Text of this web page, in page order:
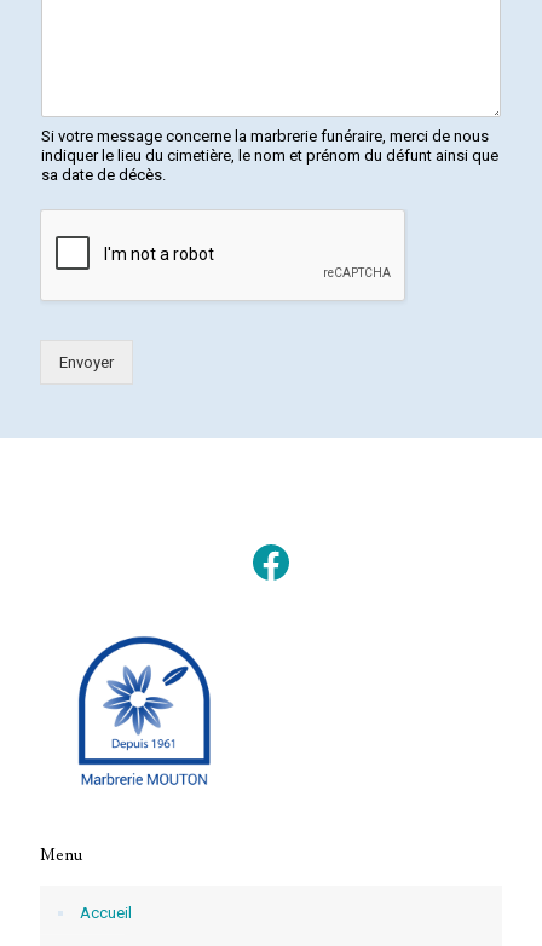
Si votre message concerne la marbrerie funéraire, merci de nous
indiquer le lieu du cimetière, le nom et prénom du défunt ainsi que
sa date de décès.
Envoyer
Facebook
Menu
Accueil